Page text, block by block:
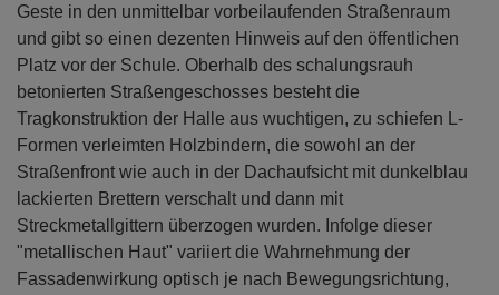
Geste in den unmittelbar vorbeilaufenden Straßenraum
und gibt so einen dezenten Hinweis auf den öffentlichen
Platz vor der Schule. Oberhalb des schalungsrauh
betonierten Straßengeschosses besteht die
Tragkonstruktion der Halle aus wuchtigen, zu schiefen L-
Formen verleimten Holzbindern, die sowohl an der
Straßenfront wie auch in der Dachaufsicht mit dunkelblau
lackierten Brettern verschalt und dann mit
Streckmetallgittern überzogen wurden. Infolge dieser
"metallischen Haut" variiert die Wahrnehmung der
Fassadenwirkung optisch je nach Bewegungsrichtung,